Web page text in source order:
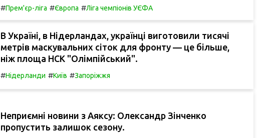
#Прем'єр-ліга #Європа #Ліга чемпіонів УЄФА
В Україні, в Нідерландах, українці виготовили тисячі
метрів маскувальних сіток для фронту — це більше,
ніж площа НСК "Олімпійський".
#Нідерланди #Київ #Запоріжжя
Неприємні новини з Аяксу: Олександр Зінченко
пропустить залишок сезону.